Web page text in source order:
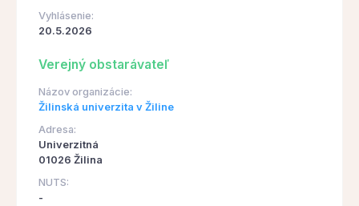
Vyhlásenie:
20.5.2026
Verejný obstarávateľ
Názov organizácie:
Žilinská univerzita v Žiline
Adresa:
Univerzitná
01026 Žilina
NUTS:
-